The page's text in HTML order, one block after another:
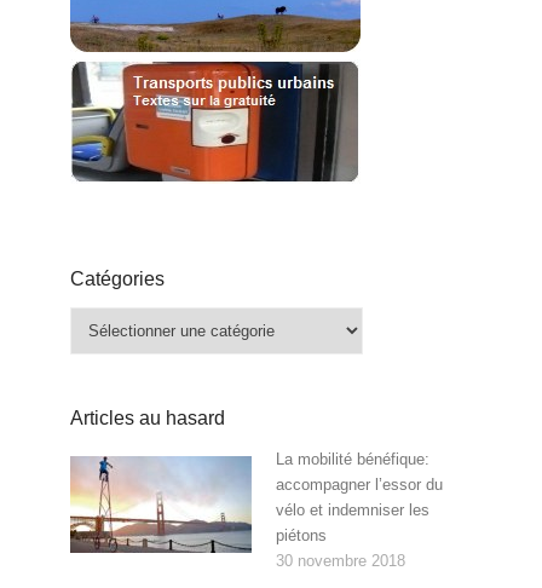
Catégories
Catégories
Articles au hasard
La mobilité bénéfique:
accompagner l’essor du
vélo et indemniser les
piétons
30 novembre 2018